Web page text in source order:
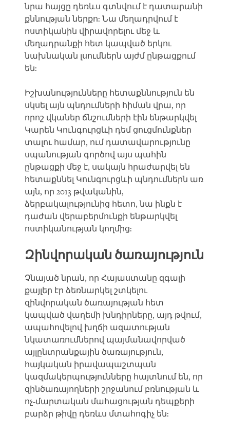
նրա հայցը դեռևս գտնվում է դատարանի
քննության ներքո: Նա մեղադրվում է
ոստիկանին վիրավորելու մեջ և
մեղադրանքի հետ կապված երկու
նախնական լսումներն այժմ ընթացքում
են:
Իշխանությունները հետաքննություն են
սկսել այն պնդումների հիման վրա, որ
որոշ վկաներ ճնշումների էին ենթարկվել
Կարեն Կունգուրցևի դեմ ցուցմունքներ
տալու համար, ում դատավարությունը
սպանության գործով այս պահին
ընթացքի մեջ է, սակայն հրաժարվել են
հետաքննել Կունգուրցևի պնդումներն առ
այն, որ 2013 թվականին,
ձերբակալությունից հետո, նա ինքն է
դաժան վերաբերմունքի ենթարկվել
ոստիկանության կողմից:
Զինվորական ծառայություն
Չնայած նրան, որ Հայաստանը զգալի
քայլեր էր ձեռնարկել շտկելու
զինվորական ծառայության հետ
կապված վաղեմի խնդիրները, այդ թվում,
ապահովելով խղճի ազատության
նկատառումներով պայմանավորված
այլընտրանքային ծառայություն,
հայկական իրավապաշտպան
կազմակերպությունները հայտնում են, որ
զինծառայողների շրջանում բռնության և
ոչ-մարտական մահացության դեպքերի
բարձր թիվը դեռևս մտահոգիչ են: